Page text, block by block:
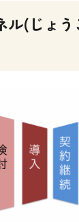
ル(じょ